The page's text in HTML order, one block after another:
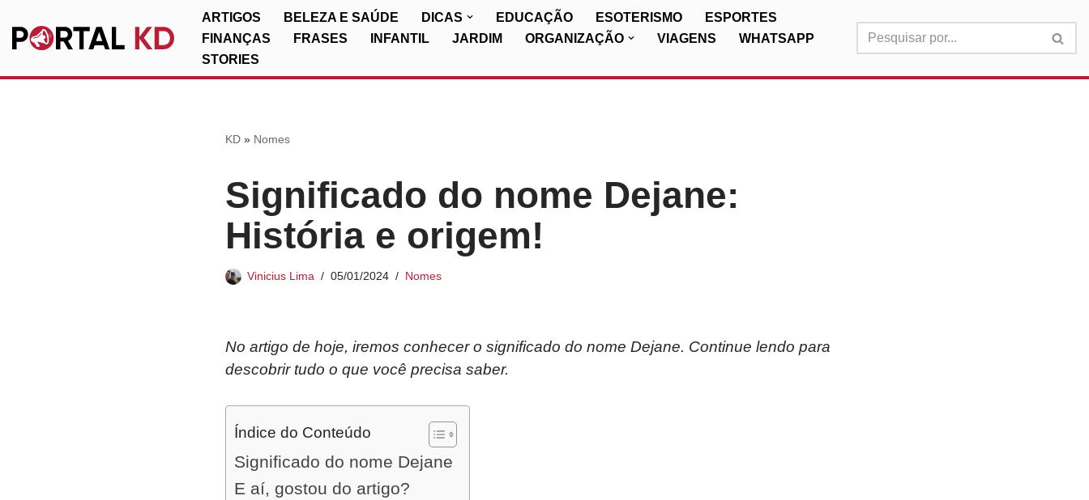
Pular
ARTIGOS BELEZA E SAÚDE DICAS EDUCAÇÃO ESOTERISMO
ESPORTES
FINANÇAS
FRASES INFANTIL JARDIM ORGANIZAÇÃO VIAGENS
WHATSAPP
STORIES
KD» Nomes
Significado do nome Dejane:
História e origem!
Vinicius Lima 05/01/2024 Nomes
No artigo de hoje, iremos conhecer o significado do nome Dejane. Continue lendo para
descobrir tudo o que você precisa saber.
Índice do Conteúdo
Significado do nome Dejane
E aí, gostou do artigo?